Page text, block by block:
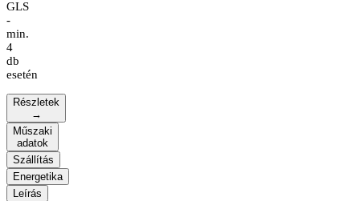
GLS
-
min.
4
db
esetén
Részletek
→
Műszaki
adatok
Szállítás
Energetika
Leírás